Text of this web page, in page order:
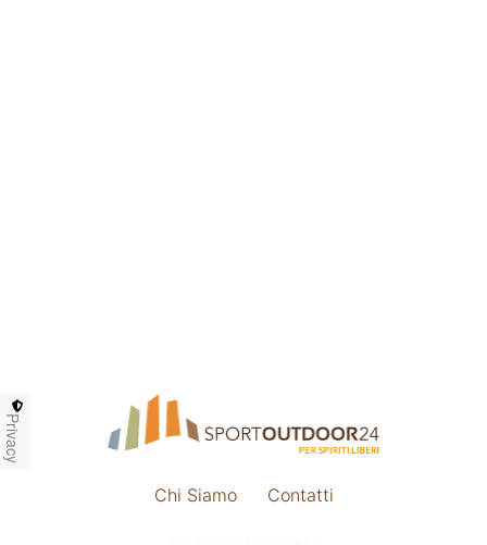
Chi Siamo Contatti
Privacy